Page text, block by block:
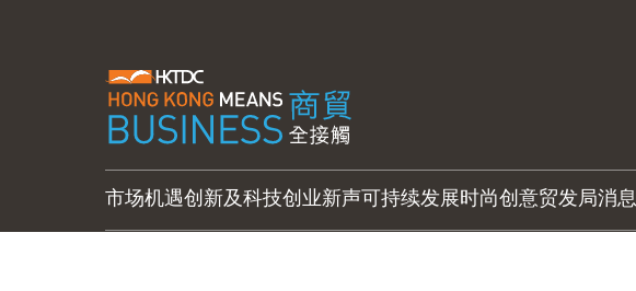
市场机遇创新及科技创业新声可持续发展时尚创意贸发局消息